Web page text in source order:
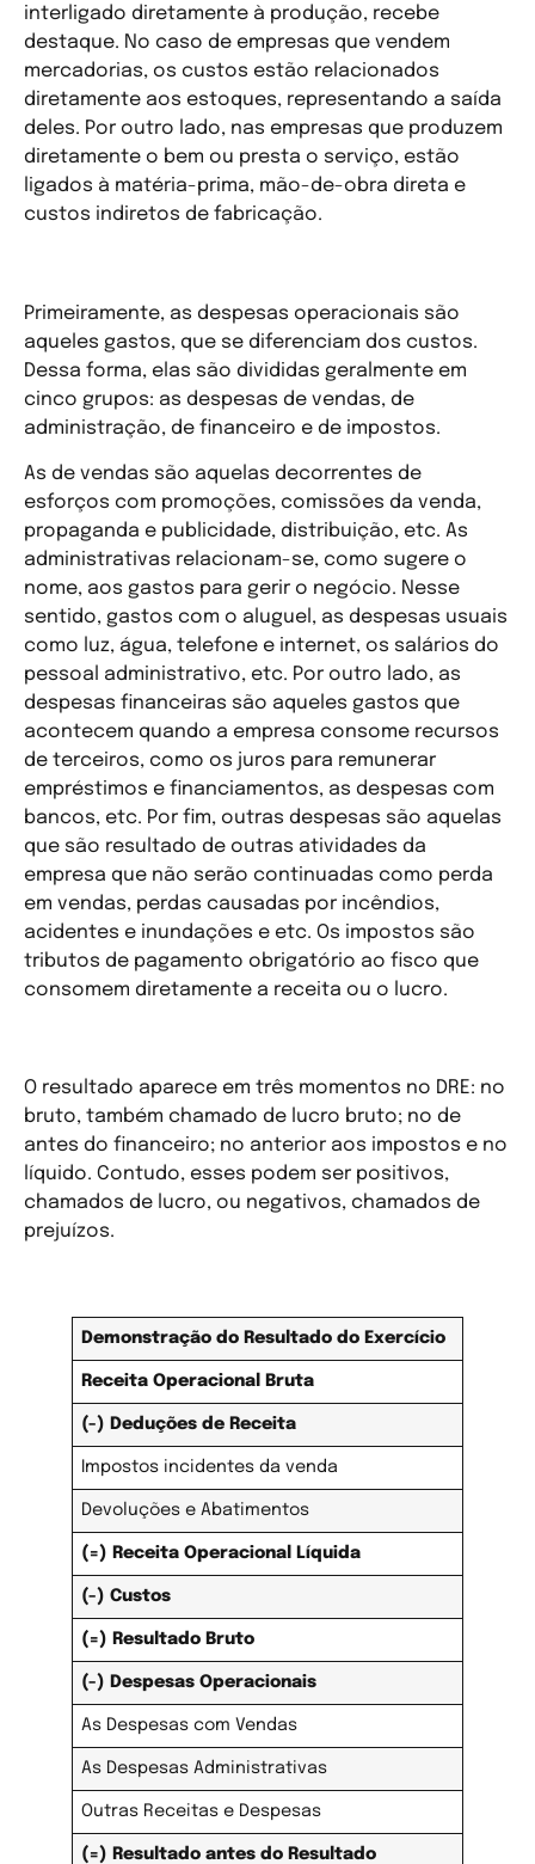
interligado diretamente à produção, recebe
destaque. No caso de empresas que vendem
mercadorias, os custos estão relacionados
diretamente aos estoques, representando a saída
deles. Por outro lado, nas empresas que produzem
diretamente o bem ou presta o serviço, estão
ligados à matéria-prima, mão-de-obra direta e
custos indiretos de fabricação.
Primeiramente, as despesas operacionais são
aqueles gastos, que se diferenciam dos custos.
Dessa forma, elas são divididas geralmente em
cinco grupos: as despesas de vendas, de
administração, de financeiro e de impostos.
As de vendas são aquelas decorrentes de
esforços com promoções, comissões da venda,
propaganda e publicidade, distribuição, etc. As
administrativas relacionam-se, como sugere o
nome, aos gastos para gerir o negócio. Nesse
sentido, gastos com o aluguel, as despesas usuais
como luz, água, telefone e internet, os salários do
pessoal administrativo, etc. Por outro lado, as
despesas financeiras são aqueles gastos que
acontecem quando a empresa consome recursos
de terceiros, como os juros para remunerar
empréstimos e financiamentos, as despesas com
bancos, etc. Por fim, outras despesas são aquelas
que são resultado de outras atividades da
empresa que não serão continuadas como perda
em vendas, perdas causadas por incêndios,
acidentes e inundações e etc. Os impostos são
tributos de pagamento obrigatório ao fisco que
consomem diretamente a receita ou o lucro.
O resultado aparece em três momentos no DRE: no
bruto, também chamado de lucro bruto; no de
antes do financeiro; no anterior aos impostos e no
líquido. Contudo, esses podem ser positivos,
chamados de lucro, ou negativos, chamados de
prejuízos.
Demonstração do Resultado do Exercício
Receita Operacional Bruta
(-) Deduções de Receita
Impostos incidentes da venda
Devoluções e Abatimentos
(=) Receita Operacional Líquida
(-) Custos
(=) Resultado Bruto
(-) Despesas Operacionais
As Despesas com Vendas
As Despesas Administrativas
Outras Receitas e Despesas
(=) Resultado antes do Resultado